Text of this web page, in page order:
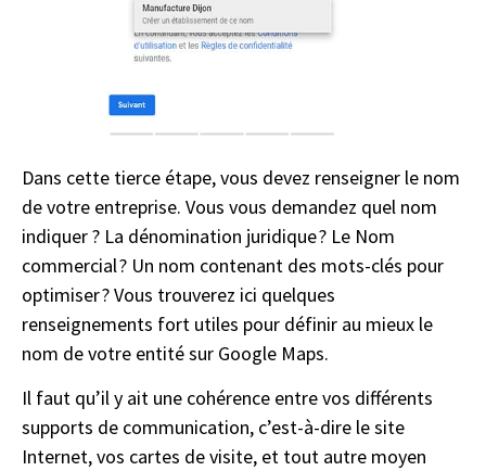
Dans cette tierce étape, vous devez renseigner le nom
de votre entreprise. Vous vous demandez quel nom
indiquer ? La dénomination juridique ? Le Nom
commercial ? Un nom contenant des mots-clés pour
optimiser ? Vous trouverez ici quelques
renseignements fort utiles pour définir au mieux le
nom de votre entité sur Google Maps.
Il faut qu’il y ait une cohérence entre vos différents
supports de communication, c’est-à-dire le site
Internet, vos cartes de visite, et tout autre moyen